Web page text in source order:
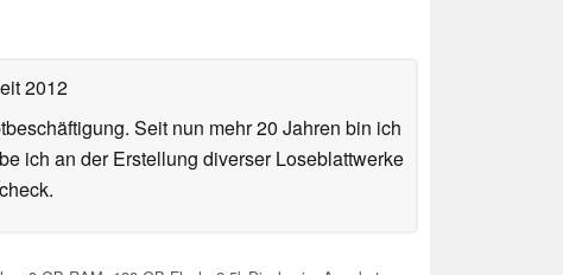
2012
Seit nun mehr 20 Jahren bin ich
ich an der Erstellung diverser Loseblattwerke